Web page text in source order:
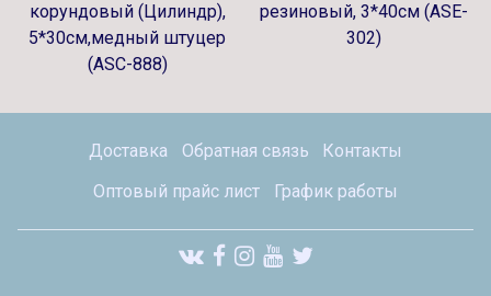
корундовый (Цилиндр),
5*30см,медный штуцер
(ASC-888)
резиновый, 3*40см (ASE-
302)
Доставка Обратная связь
Контакты
Оптовый прайс лист
График работы